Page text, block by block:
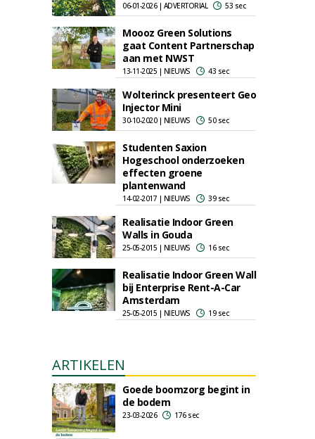
06-01-2026 | ADVERTORIAL 53 sec
Moooz Green Solutions
gaat Content Partnerschap
aan met NWST
13-11-2025 | NIEUWS 43 sec
Wolterinck presenteert Geo
Injector Mini
30-10-2020 | NIEUWS 50 sec
Studenten Saxion
Hogeschool onderzoeken
effecten groene
plantenwand
14-02-2017 | NIEUWS 39 sec
Realisatie Indoor Green
Walls in Gouda
25-05-2015 | NIEUWS 16 sec
Realisatie Indoor Green Wall
bij Enterprise Rent-A-Car
Amsterdam
25-05-2015 | NIEUWS 19 sec
ARTIKELEN
Goede boomzorg begint in
de bodem
23-03-2026 176 sec